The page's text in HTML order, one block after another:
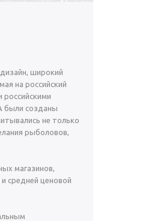
широкий
на российский
были созданы
не только
рыболовов,
магазинов,
средней ценовой